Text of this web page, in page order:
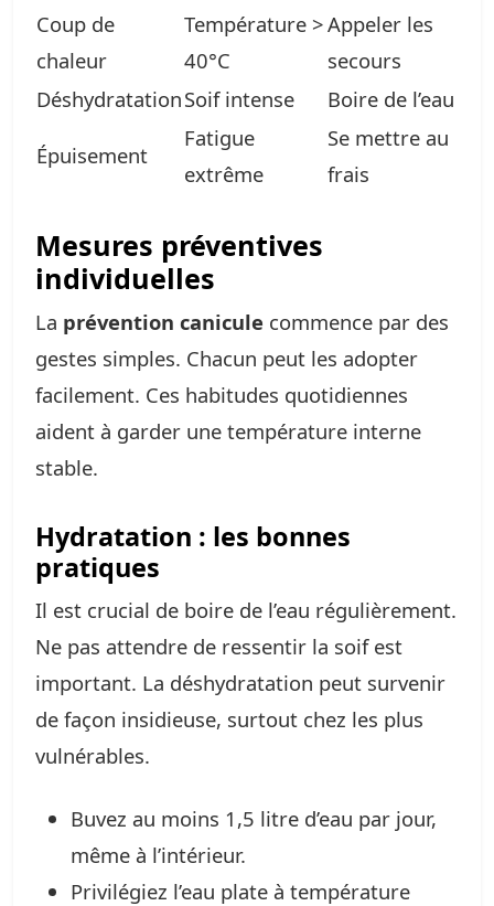
Coup de
chaleur
Température >
40°C
Appeler les
secours
DéshydratationSoif intense Boire de l’eau
Épuisement
Fatigue
extrême
Se mettre au
frais
Mesures préventives
individuelles
La prévention canicule commence par des
gestes simples. Chacun peut les adopter
facilement. Ces habitudes quotidiennes
aident à garder une température interne
stable.
Hydratation : les bonnes
pratiques
Il est crucial de boire de l’eau régulièrement.
Ne pas attendre de ressentir la soif est
important. La déshydratation peut survenir
de façon insidieuse, surtout chez les plus
vulnérables.
Buvez au moins 1,5 litre d’eau par jour,
même à l’intérieur.
Privilégiez l’eau plate à température